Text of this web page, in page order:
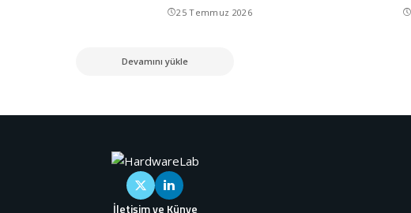
25 Temmuz 2026
Devamını yükle
İletişim ve Künye